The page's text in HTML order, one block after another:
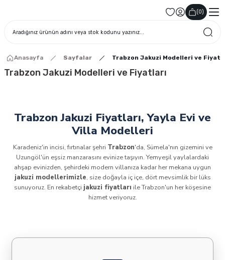
(0)
Anasayfa Sayfalar Trabzon Jakuzi Modelleri ve
Trabzon Jakuzi Modelleri ve Fiyatları
Trabzon Jakuzi Fiyatları, Yayla Evi ve
Villa Modelleri
Karadeniz'in incisi, fırtınalar şehri Trabzon'da, Sümela'nın gizemini ve
Uzungöl'ün eşsiz manzarasını evinize taşıyın. Yemyeşil yaylalardaki
ahşap evinizden, şehirdeki modern villanıza kadar her mekana uygun
jakuzi modellerimizle, size doğayla iç içe, dört mevsimlik bir lüks
sunuyoruz. En rekabetçi jakuzi fiyatları ile Trabzon'un her köşesine
hizmet veriyoruz.